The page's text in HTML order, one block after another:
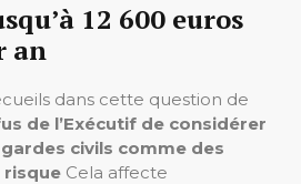
12 600 euros
an
dans cette question de
de l’Exécutif de considérer
civils comme des
risque Cela affecte